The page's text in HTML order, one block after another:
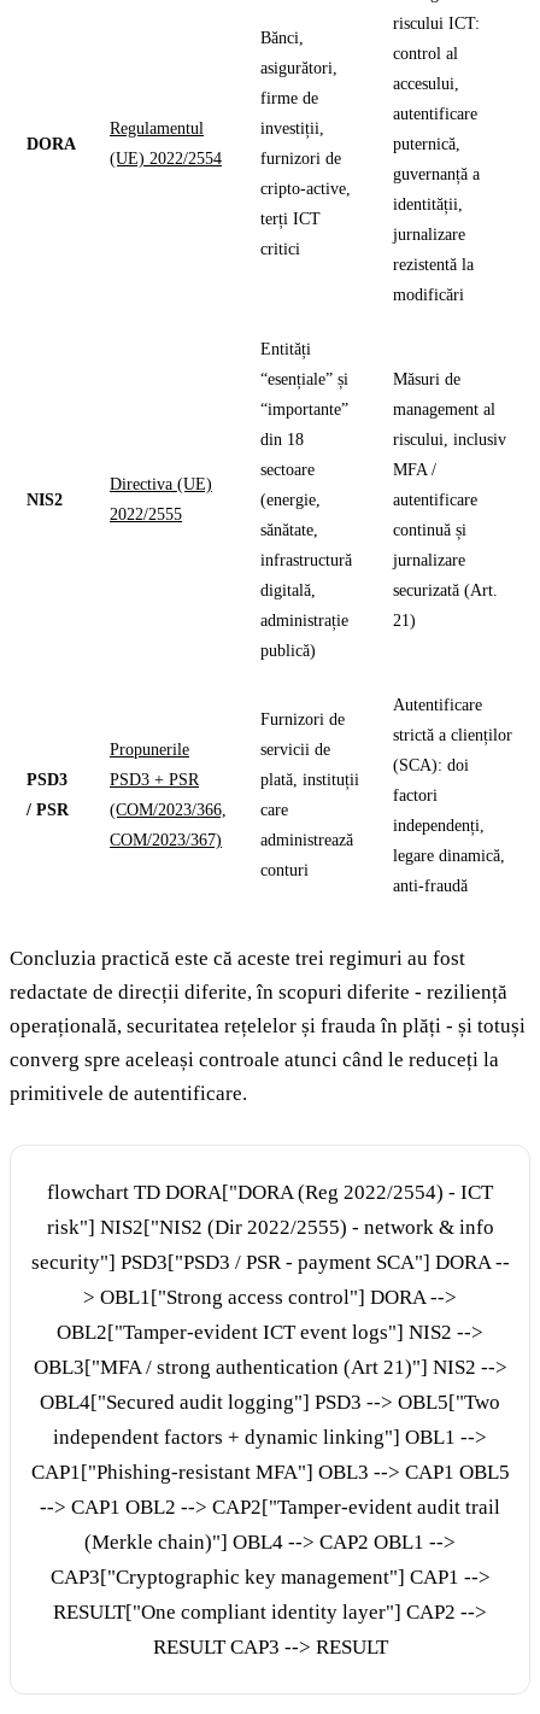
DORA
Regulamentul
(UE) 2022/2554
Bănci,
asigurători,
firme de
investiții,
furnizori de
cripto-active,
terți ICT
critici
riscului ICT:
control al
accesului,
autentificare
puternică,
guvernanță a
identității,
jurnalizare
rezistentă la
modificări
NIS2
Directiva (UE)
2022/2555
Entități
“esențiale” și
“importante”
din 18
sectoare
(energie,
sănătate,
infrastructură
digitală,
administrație
publică)
Măsuri de
management al
riscului, inclusiv
MFA /
autentificare
continuă și
jurnalizare
securizată (Art.
21)
PSD3
/ PSR
Propunerile
PSD3 + PSR
(COM/2023/366,
COM/2023/367)
Furnizori de
servicii de
plată, instituții
care
administrează
conturi
Autentificare
strictă a clienților
(SCA): doi
factori
independenți,
legare dinamică,
anti-fraudă
Concluzia practică este că aceste trei regimuri au fost
redactate de direcții diferite, în scopuri diferite - reziliență
operațională, securitatea rețelelor și frauda în plăți - și totuși
converg spre aceleași controale atunci când le reduceți la
primitivele de autentificare.
flowchart TD DORA["DORA (Reg 2022/2554) - ICT
risk"] NIS2["NIS2 (Dir 2022/2555) - network & info
security"] PSD3["PSD3 / PSR - payment SCA"] DORA --
> OBL1["Strong access control"] DORA -->
OBL2["Tamper-evident ICT event logs"] NIS2 -->
OBL3["MFA / strong authentication (Art 21)"] NIS2 -->
OBL4["Secured audit logging"] PSD3 --> OBL5["Two
independent factors + dynamic linking"] OBL1 -->
CAP1["Phishing-resistant MFA"] OBL3 --> CAP1 OBL5
--> CAP1 OBL2 --> CAP2["Tamper-evident audit trail
(Merkle chain)"] OBL4 --> CAP2 OBL1 -->
CAP3["Cryptographic key management"] CAP1 -->
RESULT["One compliant identity layer"] CAP2 -->
RESULT CAP3 --> RESULT